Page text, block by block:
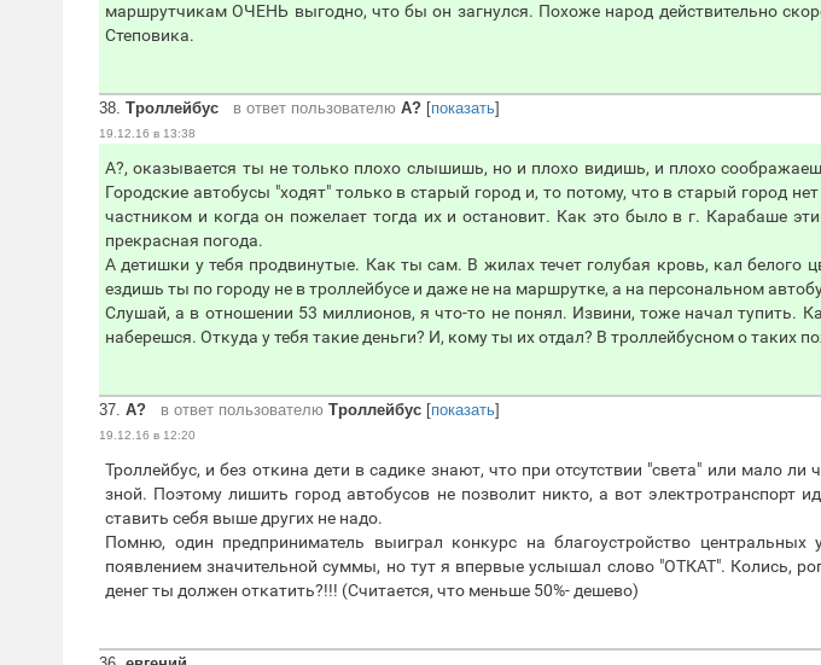
маршрутчикам ОЧЕНЬ выгодно, что бы он загнулся. Похоже народ действительно
Степовика.
38. Троллейбус в ответ пользователю А? [показать]
19.12.16 в 13:38
А?, оказывается ты не только плохо слышишь, но и плохо видишь, и плохо
Городские автобусы "ходят" только в старый город и, то потому, что в старый город
частником и когда он пожелает тогда их и остановит. Как это было в г. Карабаше
прекрасная погода.
А детишки у тебя продвинутые. Как ты сам. В жилах течет голубая кровь, кал белого
ездишь ты по городу не в троллейбусе и даже не на маршрутке, а на персональном
Слушай, а в отношении 53 миллионов, я что-то не понял. Извини, тоже начал тупить.
наберешся. Откуда у тебя такие деньги? И, кому ты их отдал? В троллейбусном о таких
37. А? в ответ пользователю Троллейбус [показать]
19.12.16 в 12:20
Троллейбус, и без откина дети в садике знают, что при отсутствии "света" или мало
зной. Поэтому лишить город автобусов не позволит никто, а вот электротранспорт
ставить себя выше других не надо.
Помню, один предприниматель выиграл конкурс на благоустройство
появлением значительной суммы, но тут я впервые услышал слово "ОТКАТ". Колись,
денег ты должен откатить?!!! (Считается, что меньше 50%- дешево)